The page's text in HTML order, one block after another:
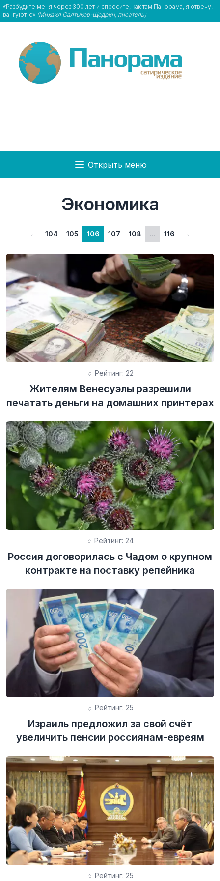
«Разбудите меня через 300 лет и спросите, как там Панорама, я отвечу:
вангуют-с» (Михаил Салтыков-Щедрин, писатель)
Открыть меню
Экономика
← 104 105 106 107 108 ... 116 →
Рейтинг: 22
Жителям Венесуэлы разрешили
печатать деньги на домашних принтерах
Рейтинг: 24
Россия договорилась с Чадом о крупном
контракте на поставку репейника
Рейтинг: 25
Израиль предложил за свой счёт
увеличить пенсии россиянам-евреям
Рейтинг: 25